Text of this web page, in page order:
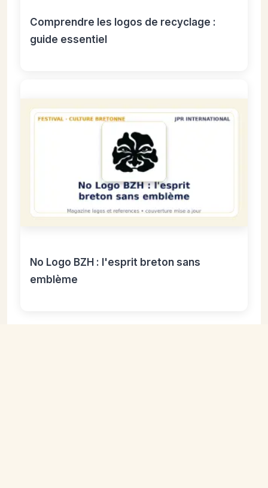
Comprendre les logos de recyclage :
guide essentiel
No Logo BZH : l'esprit breton sans
emblème